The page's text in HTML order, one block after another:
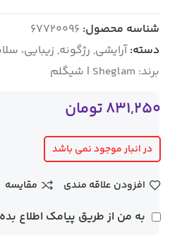
شناسه محصول: 67720096
دسته:آرایشی, رژگونه, زیبایی،
برند: Sheglam | شیگلم
831,250تومان
در انبار موجود نمی باشد
افزودن علاقه مندی مقایسه
به من از طریق پیامک اطلاع بده